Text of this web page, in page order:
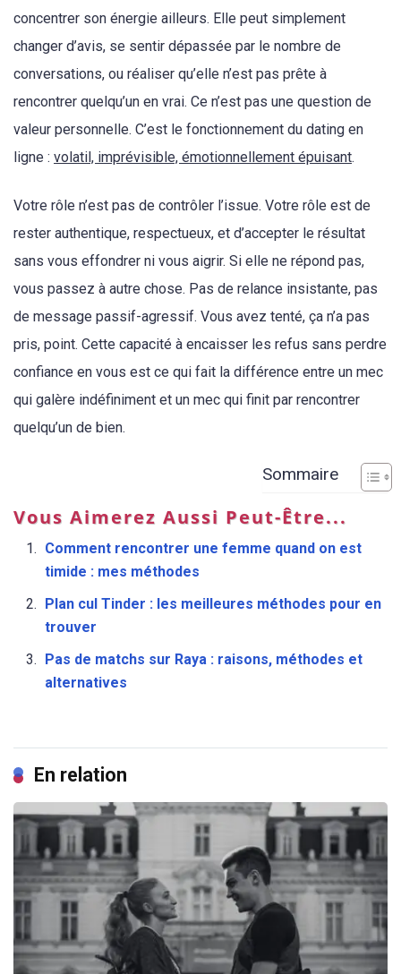
concentrer son énergie ailleurs. Elle peut simplement
changer d’avis, se sentir dépassée par le nombre de
conversations, ou réaliser qu’elle n’est pas prête à
rencontrer quelqu’un en vrai. Ce n’est pas une question de
valeur personnelle. C’est le fonctionnement du dating en
ligne : volatil, imprévisible, émotionnellement épuisant.
Votre rôle n’est pas de contrôler l’issue. Votre rôle est de
rester authentique, respectueux, et d’accepter le résultat
sans vous effondrer ni vous aigrir. Si elle ne répond pas,
vous passez à autre chose. Pas de relance insistante, pas
de message passif-agressif. Vous avez tenté, ça n’a pas
pris, point. Cette capacité à encaisser les refus sans perdre
confiance en vous est ce qui fait la différence entre un mec
qui galère indéfiniment et un mec qui finit par rencontrer
quelqu’un de bien.
Sommaire
Vous Aimerez Aussi Peut-Être...
Comment rencontrer une femme quand on est
timide : mes méthodes
Plan cul Tinder : les meilleures méthodes pour en
trouver
Pas de matchs sur Raya : raisons, méthodes et
alternatives
En relation